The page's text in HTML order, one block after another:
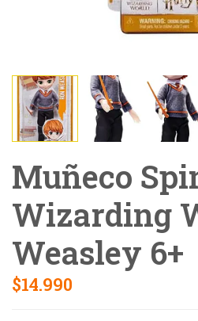
Muñeco
Wizarding
Weasley 6+
$14.990